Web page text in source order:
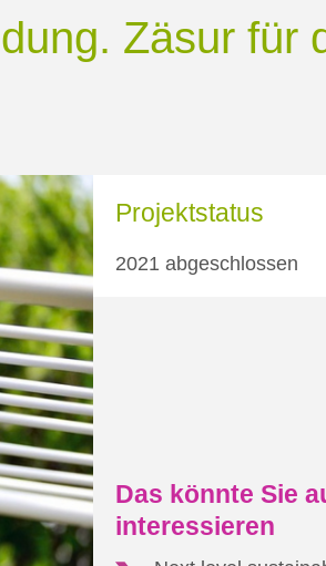
Zäsur für
Projektstatus
2021 abgeschlossen
Das könnte Sie
interessieren